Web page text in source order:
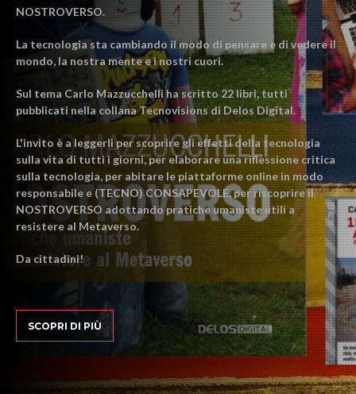
NOSTROVERSO.
La tecnologia sta cambiando il modo di pensare e di vedere il
mondo, la nostra mente e i nostri cuori.
Sul tema Carlo Mazzucchelli ha scritto 22 libri, tutti
pubblicati nella collana Tecnovisions di Delos Digital.
L'invito è a leggerli per scoprire gli effetti della tecnologia
sulla vita di tutti i giorni, per elaborare una riflessione critica
sulla tecnologia, per abitare le piattaforme online in modo
responsabile e (TECNO) CONSAPEVOLE, per riscoprire il
NOSTROVERSO adottando pratiche umaniste utili a
resistere al Metaverso.
Da cittadini!
SCOPRI DI PIÙ